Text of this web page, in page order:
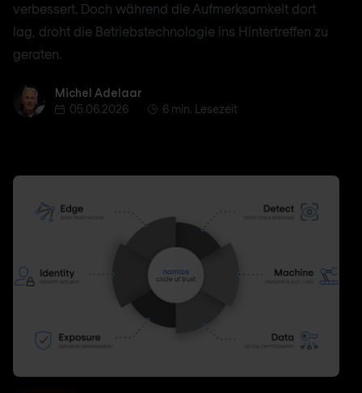
verbessert. Doch während die Aufmerksamkeit dort
lag, droht die Betriebstechnologie ins Hintertreffen zu
geraten.
Michel Adelaar
Michel Adelaar
05.06.2026
6 min. Lesezeit